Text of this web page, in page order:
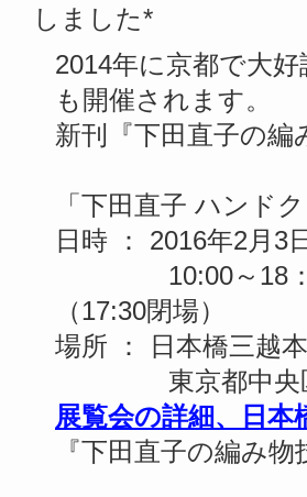
しました*
2014年に京都で大
も開催されます。
新刊『下田直子の
「下田直子 ハンド
日時 ： 2016年2月3
10:00～18：30
（17:30閉場）
場所 ： 日本橋三越
東京都中央区
展覧会の詳細、日
『下田直子の編み物